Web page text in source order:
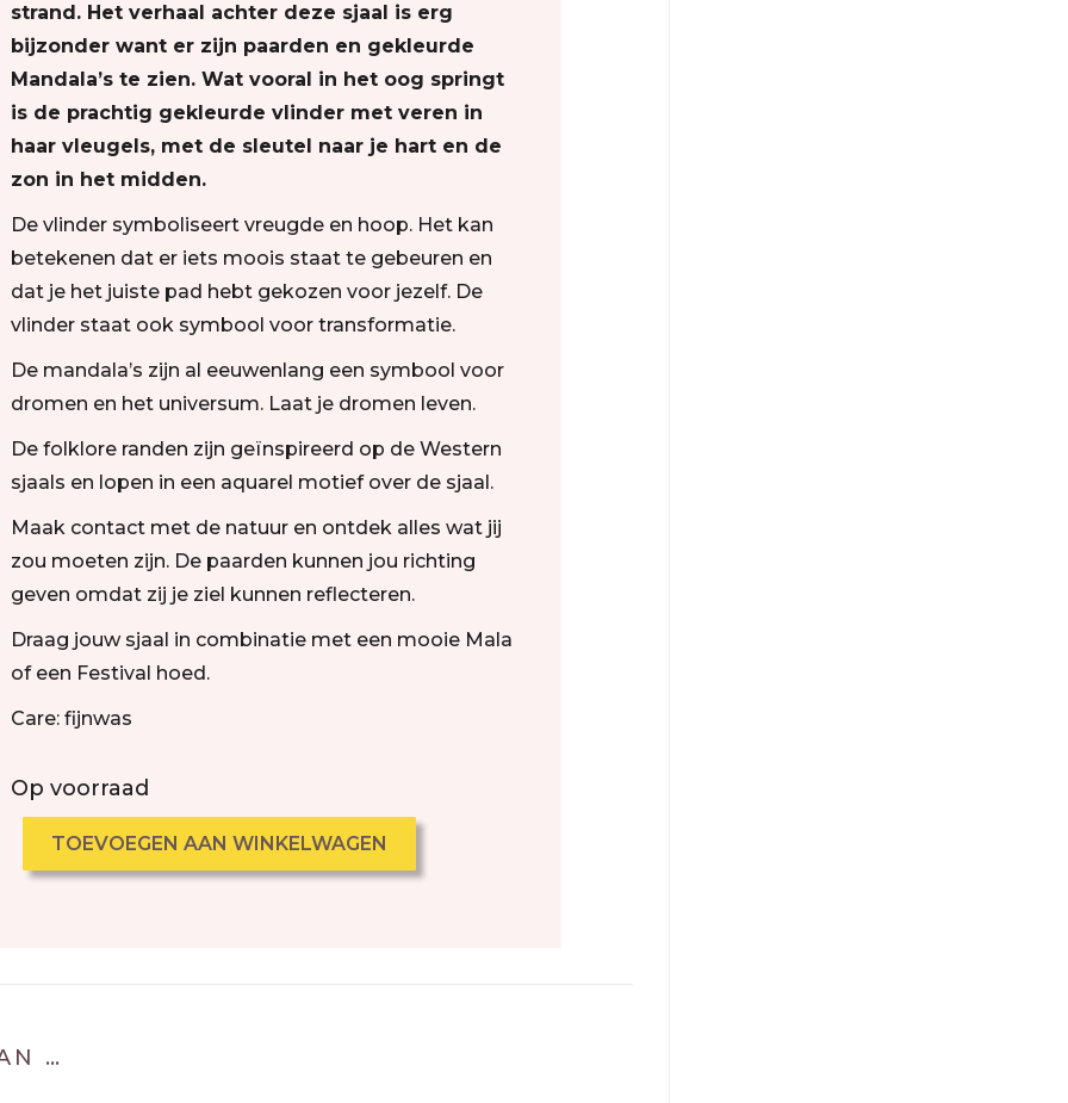
strand. Het verhaal achter deze sjaal is erg
bijzonder want er zijn paarden en gekleurde
Mandala’s te zien. Wat vooral in het oog springt
is de prachtig gekleurde vlinder met veren in
haar vleugels, met de sleutel naar je hart en de
zon in het midden.
De vlinder symboliseert vreugde en hoop. Het kan
betekenen dat er iets moois staat te gebeuren en
dat je het juiste pad hebt gekozen voor jezelf. De
vlinder staat ook symbool voor transformatie.
De mandala’s zijn al eeuwenlang een symbool voor
dromen en het universum. Laat je dromen leven.
De folklore randen zijn geïnspireerd op de Western
sjaals en lopen in een aquarel motief over de sjaal.
Maak contact met de natuur en ontdek alles wat jij
zou moeten zijn. De paarden kunnen jou richting
geven omdat zij je ziel kunnen reflecteren.
Draag jouw sjaal in combinatie met een mooie Mala
of een Festival hoed.
Care: fijnwas
Op voorraad
TOEVOEGEN AAN WINKELWAGEN
…